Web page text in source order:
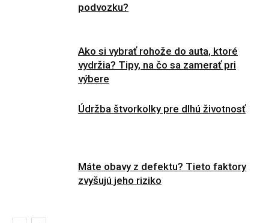
podvozku?
Ako si vybrať rohože do auta, ktoré
vydržia? Tipy, na čo sa zamerať pri
výbere
Údržba štvorkolky pre dlhú životnosť
Máte obavy z defektu? Tieto faktory
zvyšujú jeho riziko